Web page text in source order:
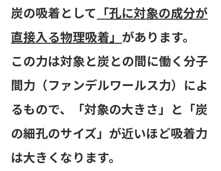
炭の吸着として 「孔に対象の成分が
直接入る物理吸着」 があります。
この力は対象と炭との間に働く分子
間力（ファンデルワールス力）によ
るもので、「対象の大きさ」と「炭
の細孔のサイズ」が近いほど吸着力
は大きくなります。